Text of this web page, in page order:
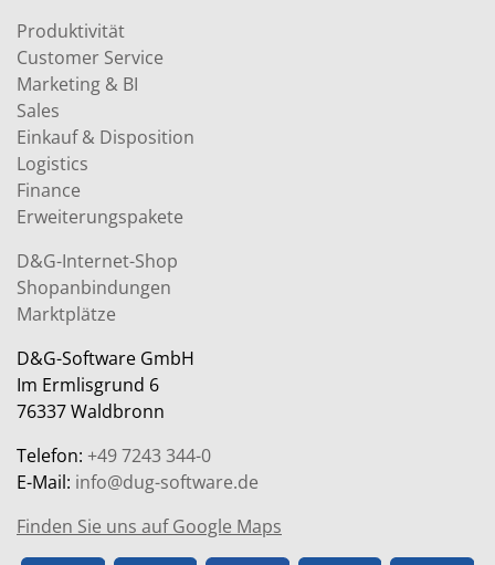
Produktivität
Customer Service
Marketing & BI
Sales
Einkauf & Disposition
Logistics
Finance
Erweiterungspakete
D&G-Internet-Shop
Shopanbindungen
Marktplätze
D&G-Software GmbH
Im Ermlisgrund 6
76337 Waldbronn
Telefon: +49 7243 344-0
E-Mail: info@dug-software.de
Finden Sie uns auf Google Maps